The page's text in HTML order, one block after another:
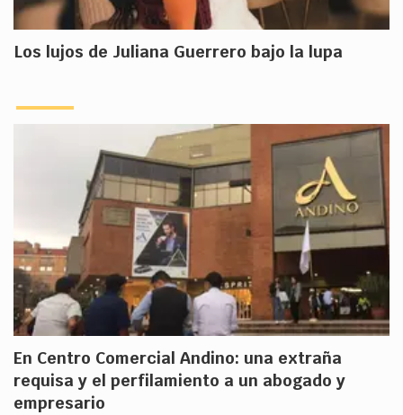
Los lujos de Juliana Guerrero bajo la lupa
En Centro Comercial Andino: una extraña
requisa y el perfilamiento a un abogado y
empresario